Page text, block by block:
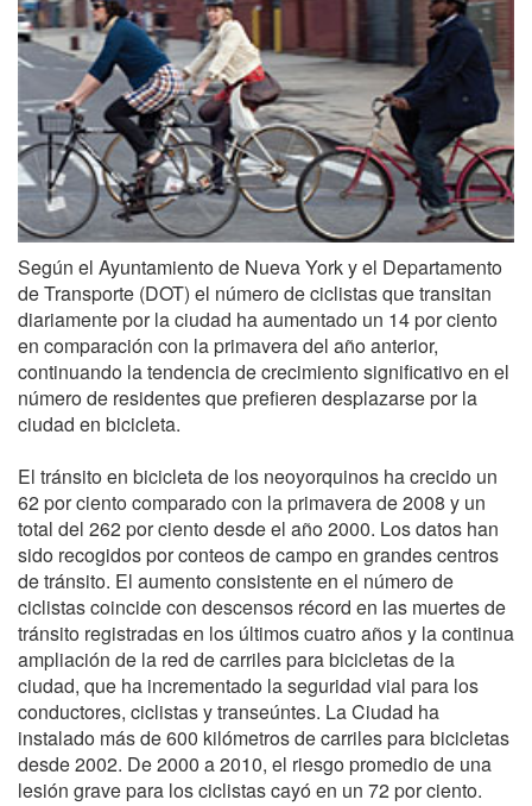
Según el Ayuntamiento de Nueva York y el Departamento
de Transporte (DOT) el número de ciclistas que transitan
diariamente por la ciudad ha aumentado un 14 por ciento
en comparación con la primavera del año anterior,
continuando la tendencia de crecimiento significativo en el
número de residentes que prefieren desplazarse por la
ciudad en bicicleta.
El tránsito en bicicleta de los neoyorquinos ha crecido un
62 por ciento comparado con la primavera de 2008 y un
total del 262 por ciento desde el año 2000. Los datos han
sido recogidos por conteos de campo en grandes centros
de tránsito. El aumento consistente en el número de
ciclistas coincide con descensos récord en las muertes de
tránsito registradas en los últimos cuatro años y la continua
ampliación de la red de carriles para bicicletas de la
ciudad, que ha incrementado la seguridad vial para los
conductores, ciclistas y transeúntes. La Ciudad ha
instalado más de 600 kilómetros de carriles para bicicletas
desde 2002. De 2000 a 2010, el riesgo promedio de una
lesión grave para los ciclistas cayó en un 72 por ciento.